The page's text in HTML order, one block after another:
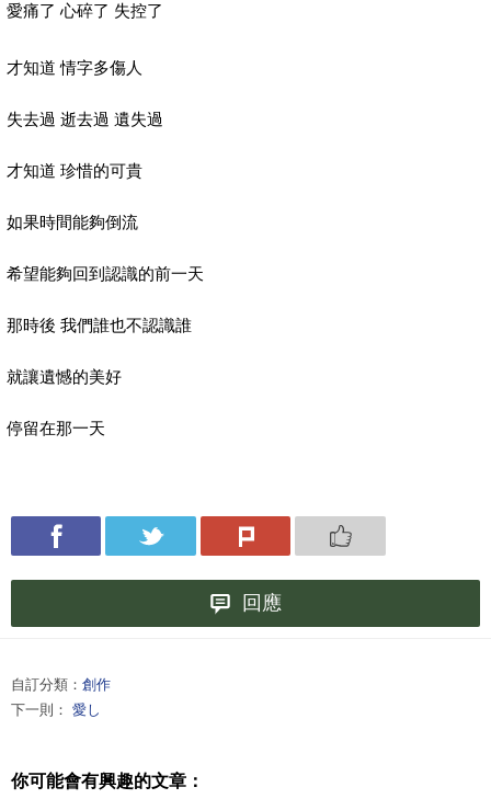
愛痛了 心碎了 失控了
才知道 情字多傷人
失去過 逝去過 遺失過
才知道 珍惜的可貴
如果時間能夠倒流
希望能夠回到認識的前一天
那時後 我們誰也不認識誰
就讓遺憾的美好
停留在那一天
回應
自訂分類： 創作
下一則： 愛し
你可能會有興趣的文章：